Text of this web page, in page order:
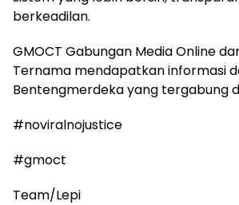
berkeadilan.
GMOCT Gabungan Media Online
Ternama mendapatkan informasi
Bentengmerdeka yang tergabung
#noviralnojustice
#gmoct
Team/Lepi